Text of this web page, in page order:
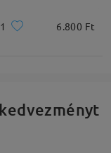
6.800 Ft